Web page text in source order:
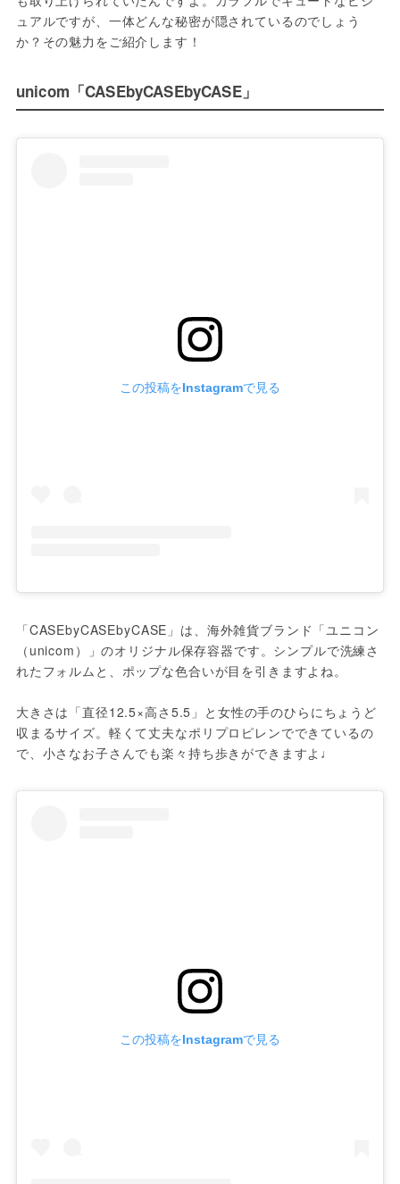
ュアルですが、一体どんな秘密が隠されているのでしょう
か？その魅力をご紹介します！
unicom「CASEbyCASEbyCASE」
この投稿をInstagramで見る
「CASEbyCASEbyCASE」は、海外雑貨ブランド「ユニコン
（unicom）」のオリジナル保存容器です。シンプルで洗練さ
れたフォルムと、ポップな色合いが目を引きますよね。
大きさは「直径12.5×高さ5.5」と女性の手のひらにちょうど
収まるサイズ。軽くて丈夫なポリプロピレンでできているの
で、小さなお子さんでも楽々持ち歩きができますよ♩
この投稿をInstagramで見る